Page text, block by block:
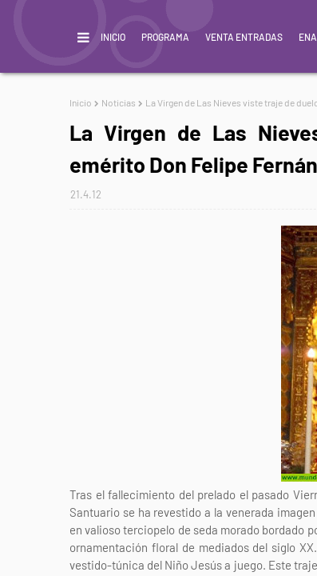
INICIO PROGRAMA VENTA ENTRADAS
Inicio Noticias La Virgen de Las Nieves viste traje de
La Virgen de Las
emérito Don Felipe
21.4.12
Tras el fallecimiento del prelado el pasado
Santuario se ha revestido a la venerada
en valioso terciopelo de seda morado bordado
ornamentación floral de mediados del siglo
vestido-túnica del Niño Jesús a juego. Este